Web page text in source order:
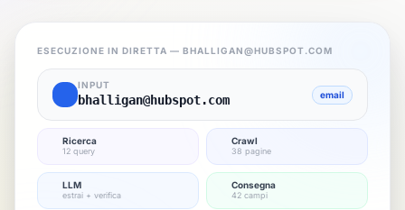
ESECUZIONE IN DIRETTA — BHALLIGAN@HUBSPOT.COM
INPUT
bhalligan@hubspot.com email
Ricerca
12 query
Crawl
38 pagine
LLM
estrai + verifica
Consegna
42 campi